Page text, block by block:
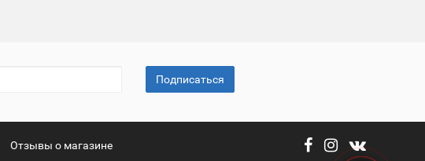
Подписаться
Отзывы о магазине